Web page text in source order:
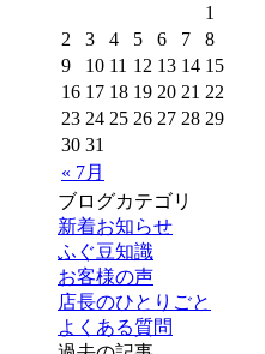
« 7月
1
2
3 4 5 6 7
8
9
10 11 12 13 14 15
16 17 18 19 20 21 22
23 24 25 26 27 28 29
30 31
ブログカテゴリ
新着お知らせ
ふぐ豆知識
お客様の声
店長のひとりごと
よくある質問